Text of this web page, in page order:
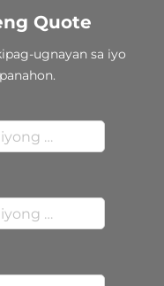
Quote
ugnayan sa iyo